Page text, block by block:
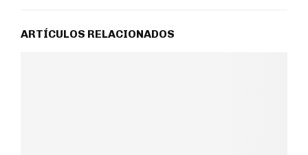
ARTÍCULOS RELACIONADOS